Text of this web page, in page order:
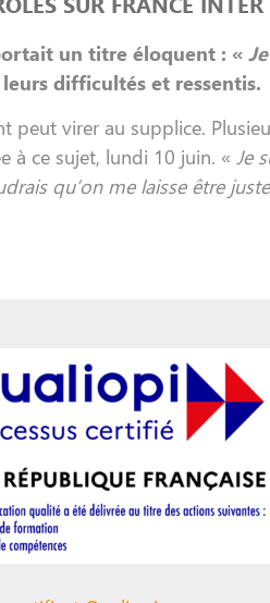
un titre éloquent : «
difficultés et ressentis.
peut virer au supplice.
à ce sujet, lundi 10 juin. « Je
qu’on me laisse être